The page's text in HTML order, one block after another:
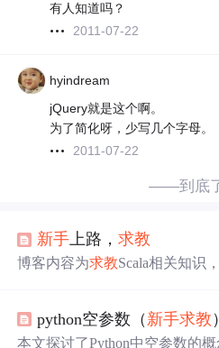
有人知道吗？
2011-07-22
hyindream
jQuery就是这个啊。
为了简化呀，少写几个字母。
2011-07-22
——到底
新手上路，求教
博客内容为求教Scala相关知识
python空参数（ 新手求教 ）
本文探讨了Python中空参数的